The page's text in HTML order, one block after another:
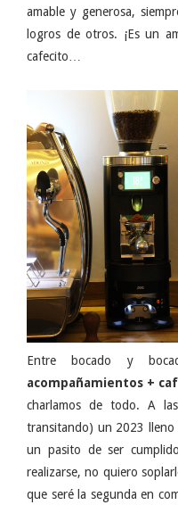
amable y generosa,
logros de otros. ¡Es un
cafecito…
Entre bocado y
acompañamientos +
charlamos de todo. A
transitando) un 2023 lleno
un pasito de ser
realizarse, no quiero
que seré la segunda en